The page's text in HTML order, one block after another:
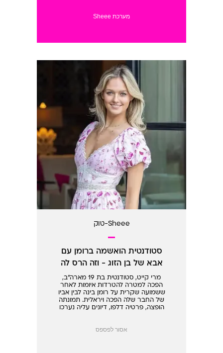
מערכת Sheee
Sheee-טוק
סטודנטית הואשמה ברומן עם
אבא של בן הזוג - וזה הרס לה
את החיים
מרי קייט, סטודנטית בת 19 מארה"ב,
הפכה למטרה להטרדות איומות לאחר
ששמועה שקרית על רומן בינה לבין אביו
של החבר שלה הפכה ויראלית. תמונתה
הופצה, פרטיה דלפו, דיונים עליה נערכו
אסור לפספס